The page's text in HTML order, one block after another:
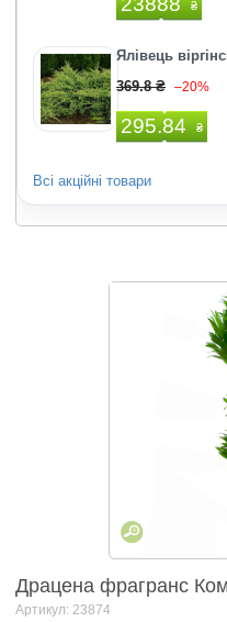
₴
Ялівець
369.8 ₴ –20%
295.84 ₴
Всі акційні товари
Драцена фрагранс
Артикул: 23874